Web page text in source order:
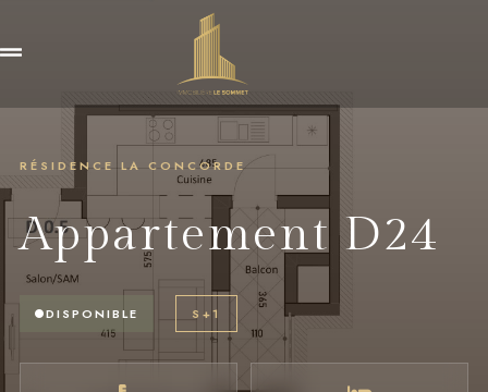
RÉSIDENCE LA CONCORDE
Appartement D24
DISPONIBLE S+1